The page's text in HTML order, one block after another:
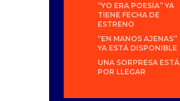
“YO ERA POESÍA” YA
TIENE FECHA DE
ESTRENO
“EN MANOS AJENAS”
YA ESTÁ DISPONIBLE
UNA SORPRESA ESTÁ
POR LLEGAR